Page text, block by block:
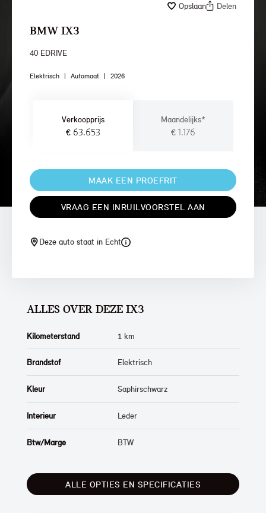
Opslaan Delen
BMW IX3
40 EDRIVE
Elektrisch | Automaat | 2026
Verkoopprijs
€ 63.653
Maandelijks*
€ 1.176
MAAK EEN PROEFRIT
VRAAG EEN INRUILVOORSTEL AAN
Deze auto staat in Echt
ALLES OVER DEZE IX3
Kilometerstand 1 km
Brandstof Elektrisch
Kleur Saphirschwarz
Interieur Leder
Btw/Marge BTW
ALLE OPTIES EN SPECIFICATIES